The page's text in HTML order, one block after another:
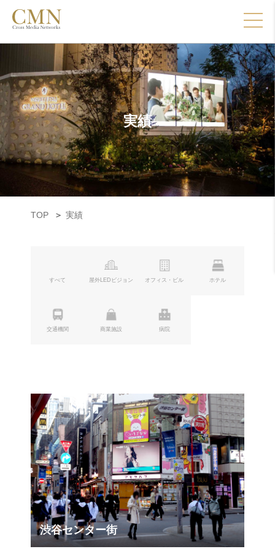
実績
TOP 実績
すべて 屋外LEDビジョン オフィス・ビル ホテル
交通機関 商業施設 病院
渋谷センター街